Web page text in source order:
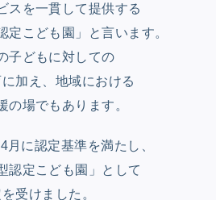
スを一貫して提供する
定こども園」と言います。
子どもに対しての
加え、地域における
の場でもあります。
月に認定基準を満たし、
認定こども園」として
受けました。